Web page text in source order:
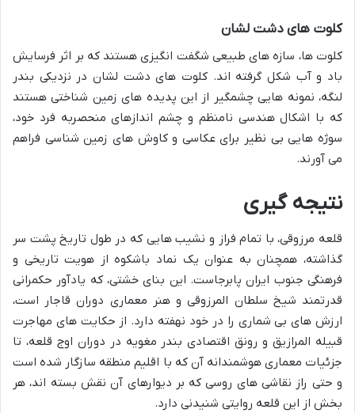
کلوت های دشت لشان
کلوت ها، سازه های طبیعی شگفت انگیزی هستند که بر اثر فرسایش
باد و آب شکل گرفته اند. کلوت های دشت لشان در نزدیکی بندر
لنگه، نمونه هایی چشمگیر از این پدیده های زمین شناختی هستند
که با اشکال هندسی نامنظم و چشم اندازهای منحصربه فرد خود،
سوژه هایی بی نظیر برای عکاسی و کاوش های زمین شناسی فراهم
می آورند.
نتیجه گیری
قلعه مرزوقی، با تمام فراز و نشیب هایی که در طول تاریخ پشت سر
گذاشته، همچنان به عنوان یک نماد باشکوه از هویت تاریخی و
فرهنگی جنوب ایران پابرجاست. این بنای خشتی، که یادآور حکمرانی
قدرتمند شیخ سلطان المرزوقی و هنر معماری دوران قاجار است،
ارزش های بی شماری را در خود نهفته دارد. از حکایت های مهاجرت
قبیله المرازیق و رونق اقتصادی بندر مغویه در دوران اوج قلعه، تا
جزئیات معماری هوشمندانه آن که با اقلیم منطقه سازگار شده است
و حتی راز نقاشی های روسی که بر دیوارهای آن نقش بسته اند، هر
بخش از این قلعه روایتی شنیدنی دارد.